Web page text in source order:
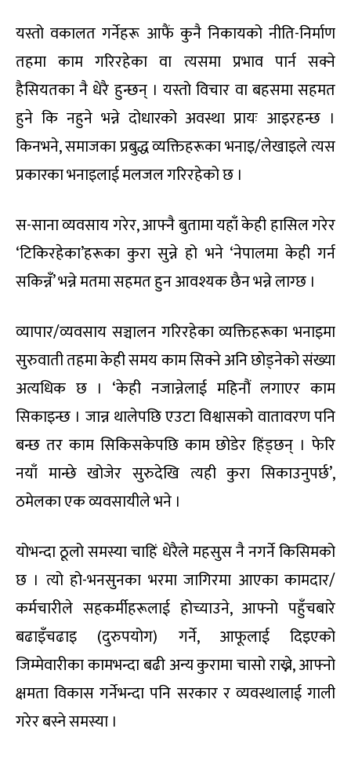
यस्तो वकालत गर्नेहरू आफैं कुनै निकायको नीति-निर्माण
तहमा काम गरिरहेका वा त्यसमा प्रभाव पार्न सक्ने
हैसियतका नै धेरै हुन्छन् । यस्तो विचार वा बहसमा सहमत
हुने कि नहुने भन्ने दोधारको अवस्था प्रायः आइरहन्छ ।
किनभने, समाजका प्रबुद्ध व्यक्तिहरूका भनाइ/लेखाइले त्यस
प्रकारका भनाइलाई मलजल गरिरहेको छ ।
स-साना व्यवसाय गरेर, आफ्नै बुतामा यहाँ केही हासिल गरेर
‘टिकिरहेका’हरूका कुरा सुन्ने हो भने ‘नेपालमा केही गर्न
सकिन्नँ’ भन्ने मतमा सहमत हुन आवश्यक छैन भन्ने लाग्छ ।
व्यापार/व्यवसाय सञ्चालन गरिरहेका व्यक्तिहरूका भनाइमा
सुरुवाती तहमा केही समय काम सिक्ने अनि छोड्नेको संख्या
अत्यधिक छ । ‘केही नजान्नेलाई महिनौं लगाएर काम
सिकाइन्छ । जान्न थालेपछि एउटा विश्वासको वातावरण पनि
बन्छ तर काम सिकिसकेपछि काम छोडेर हिंड्छन् । फेरि
नयाँ मान्छे खोजेर सुरुदेखि त्यही कुरा सिकाउनुपर्छ’,
ठमेलका एक व्यवसायीले भने ।
योभन्दा ठूलो समस्या चाहिं धेरैले महसुस नै नगर्ने किसिमको
छ । त्यो हो-भनसुनका भरमा जागिरमा आएका कामदार/
कर्मचारीले सहकर्मीहरूलाई होच्याउने, आफ्नो पहुँचबारे
बढाइँचढाइ (दुरुपयोग) गर्ने, आफूलाई दिइएको
जिम्मेवारीका कामभन्दा बढी अन्य कुरामा चासो राख्ने, आफ्नो
क्षमता विकास गर्नेभन्दा पनि सरकार र व्यवस्थालाई गाली
गरेर बस्ने समस्या ।